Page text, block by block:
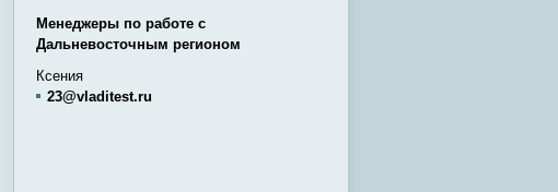
Менеджеры по работе с
Дальневосточным регионом
Ксения
23@vladitest.ru